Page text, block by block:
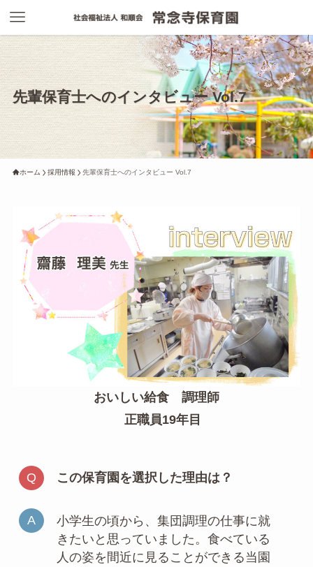
先輩保育士へのインタビュー Vol.7
ホーム 採用情報 先輩保育士へのインタビュー Vol.7
おいしい給食 調理師
正職員19年目
この保育園を選択した理由は？
小学生の頃から、集団調理の仕事に就
きたいと思っていました。食べている
人の姿を間近に見ることができる当園